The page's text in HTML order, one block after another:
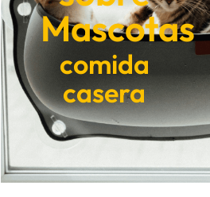
Mascotas
comida
casera